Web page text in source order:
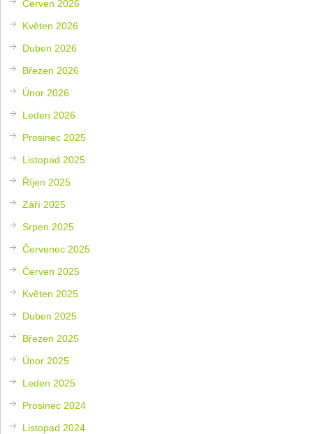
Červen 2026
Květen 2026
Duben 2026
Březen 2026
Únor 2026
Leden 2026
Prosinec 2025
Listopad 2025
Říjen 2025
Září 2025
Srpen 2025
Červenec 2025
Červen 2025
Květen 2025
Duben 2025
Březen 2025
Únor 2025
Leden 2025
Prosinec 2024
Listopad 2024